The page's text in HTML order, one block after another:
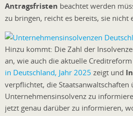
Antragsfristen beachtet werden
zu bringen, reicht es bereits, sie nicht
Hinzu kommt: Die Zahl der
an, wie auch die aktuelle
in Deutschland, Jahr 2025 zeigt und
verpflichtet, die Staatsanwaltschaften
Unternehmensinsolvenz zu
jetzt genau darüber zu informieren,